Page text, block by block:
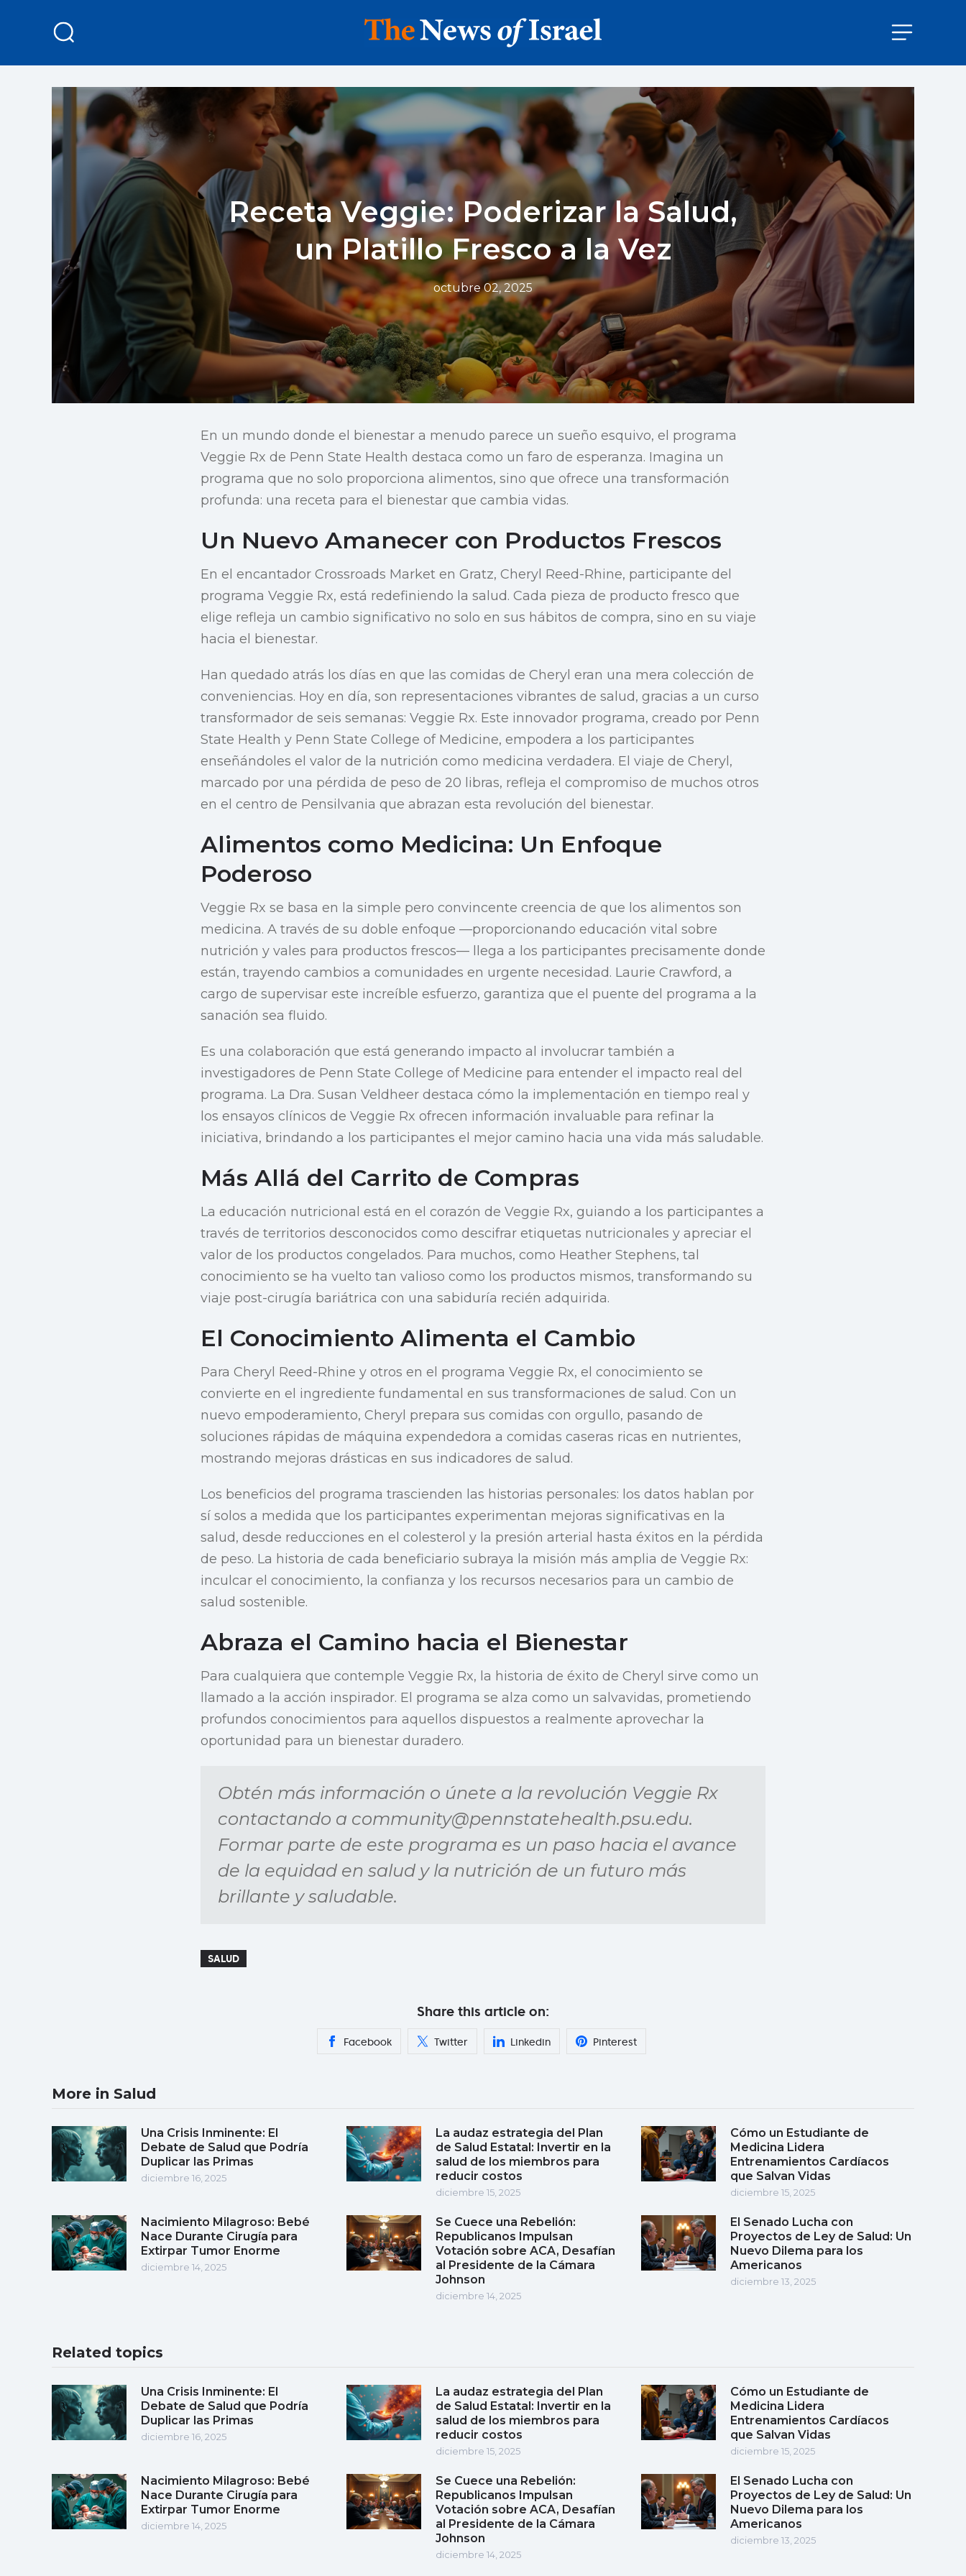
Receta Veggie: Poderizar la Salud,
un Platillo Fresco a la Vez
octubre 02, 2025
En un mundo donde el bienestar a menudo parece un sueño esquivo, el programa
Veggie Rx de Penn State Health destaca como un faro de esperanza. Imagina un
programa que no solo proporciona alimentos, sino que ofrece una transformación
profunda: una receta para el bienestar que cambia vidas.
Un Nuevo Amanecer con Productos Frescos
En el encantador Crossroads Market en Gratz, Cheryl Reed-Rhine, participante del
programa Veggie Rx, está redefiniendo la salud. Cada pieza de producto fresco que
elige refleja un cambio significativo no solo en sus hábitos de compra, sino en su viaje
hacia el bienestar.
Han quedado atrás los días en que las comidas de Cheryl eran una mera colección de
conveniencias. Hoy en día, son representaciones vibrantes de salud, gracias a un curso
transformador de seis semanas: Veggie Rx. Este innovador programa, creado por Penn
State Health y Penn State College of Medicine, empodera a los participantes
enseñándoles el valor de la nutrición como medicina verdadera. El viaje de Cheryl,
marcado por una pérdida de peso de 20 libras, refleja el compromiso de muchos otros
en el centro de Pensilvania que abrazan esta revolución del bienestar.
Alimentos como Medicina: Un Enfoque
Poderoso
Veggie Rx se basa en la simple pero convincente creencia de que los alimentos son
medicina. A través de su doble enfoque —proporcionando educación vital sobre
nutrición y vales para productos frescos— llega a los participantes precisamente donde
están, trayendo cambios a comunidades en urgente necesidad. Laurie Crawford, a
cargo de supervisar este increíble esfuerzo, garantiza que el puente del programa a la
sanación sea fluido.
Es una colaboración que está generando impacto al involucrar también a
investigadores de Penn State College of Medicine para entender el impacto real del
programa. La Dra. Susan Veldheer destaca cómo la implementación en tiempo real y
los ensayos clínicos de Veggie Rx ofrecen información invaluable para refinar la
iniciativa, brindando a los participantes el mejor camino hacia una vida más saludable.
Más Allá del Carrito de Compras
La educación nutricional está en el corazón de Veggie Rx, guiando a los participantes a
través de territorios desconocidos como descifrar etiquetas nutricionales y apreciar el
valor de los productos congelados. Para muchos, como Heather Stephens, tal
conocimiento se ha vuelto tan valioso como los productos mismos, transformando su
viaje post-cirugía bariátrica con una sabiduría recién adquirida.
El Conocimiento Alimenta el Cambio
Para Cheryl Reed-Rhine y otros en el programa Veggie Rx, el conocimiento se
convierte en el ingrediente fundamental en sus transformaciones de salud. Con un
nuevo empoderamiento, Cheryl prepara sus comidas con orgullo, pasando de
soluciones rápidas de máquina expendedora a comidas caseras ricas en nutrientes,
mostrando mejoras drásticas en sus indicadores de salud.
Los beneficios del programa trascienden las historias personales: los datos hablan por
sí solos a medida que los participantes experimentan mejoras significativas en la
salud, desde reducciones en el colesterol y la presión arterial hasta éxitos en la pérdida
de peso. La historia de cada beneficiario subraya la misión más amplia de Veggie Rx:
inculcar el conocimiento, la confianza y los recursos necesarios para un cambio de
salud sostenible.
Abraza el Camino hacia el Bienestar
Para cualquiera que contemple Veggie Rx, la historia de éxito de Cheryl sirve como un
llamado a la acción inspirador. El programa se alza como un salvavidas, prometiendo
profundos conocimientos para aquellos dispuestos a realmente aprovechar la
oportunidad para un bienestar duradero.
Obtén más información o únete a la revolución Veggie Rx
contactando a community@pennstatehealth.psu.edu.
Formar parte de este programa es un paso hacia el avance
de la equidad en salud y la nutrición de un futuro más
brillante y saludable.
SALUD
Share this article on:
Facebook Twitter Linkedin Pinterest
More in Salud
Una Crisis Inminente: El
Debate de Salud que Podría
Duplicar las Primas
diciembre 16, 2025
La audaz estrategia del Plan
de Salud Estatal: Invertir en la
salud de los miembros para
reducir costos
diciembre 15, 2025
Cómo un Estudiante de
Medicina Lidera
Entrenamientos Cardíacos
que Salvan Vidas
diciembre 15, 2025
Nacimiento Milagroso: Bebé
Nace Durante Cirugía para
Extirpar Tumor Enorme
diciembre 14, 2025
Se Cuece una Rebelión:
Republicanos Impulsan
Votación sobre ACA, Desafían
al Presidente de la Cámara
Johnson
diciembre 14, 2025
El Senado Lucha con
Proyectos de Ley de Salud: Un
Nuevo Dilema para los
Americanos
diciembre 13, 2025
Related topics
Una Crisis Inminente: El
Debate de Salud que Podría
Duplicar las Primas
diciembre 16, 2025
La audaz estrategia del Plan
de Salud Estatal: Invertir en la
salud de los miembros para
reducir costos
diciembre 15, 2025
Cómo un Estudiante de
Medicina Lidera
Entrenamientos Cardíacos
que Salvan Vidas
diciembre 15, 2025
Nacimiento Milagroso: Bebé
Nace Durante Cirugía para
Extirpar Tumor Enorme
diciembre 14, 2025
Se Cuece una Rebelión:
Republicanos Impulsan
Votación sobre ACA, Desafían
al Presidente de la Cámara
Johnson
diciembre 14, 2025
El Senado Lucha con
Proyectos de Ley de Salud: Un
Nuevo Dilema para los
Americanos
diciembre 13, 2025